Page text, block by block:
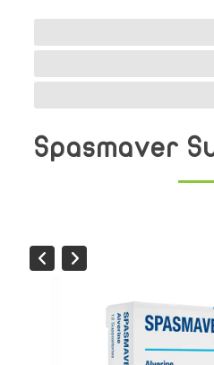
Spasmaver